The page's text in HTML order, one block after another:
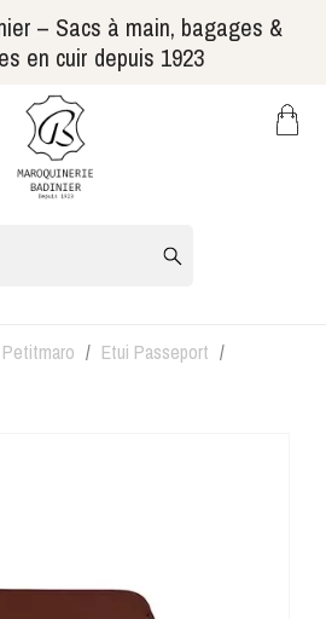
– Sacs à main, bagages &
en cuir depuis 1923
Petitmaro
Etui Passeport